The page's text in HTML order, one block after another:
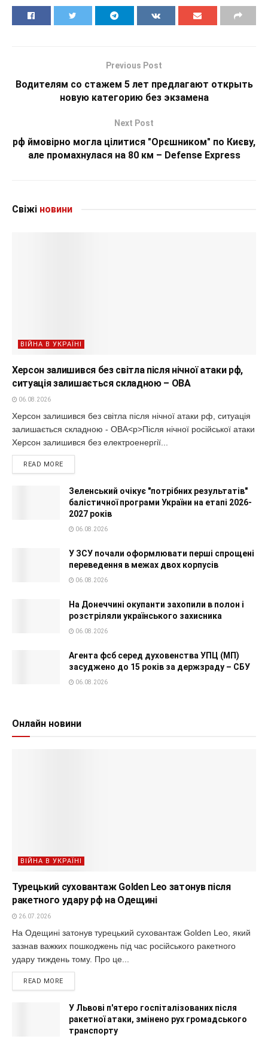
Previous Post
Водителям со стажем 5 лет предлагают открыть
новую категорию без экзамена
Next Post
рф ймовірно могла цілитися "Орєшником" по Києву,
але промахнулася на 80 км – Defense Express
Свіжі новини
ВІЙНА В УКРАЇНІ
Херсон залишився без світла після нічної атаки рф,
ситуація залишається складною – ОВА
06.08.2026
Херсон залишився без світла після нічної атаки рф, ситуація
залишається складною - ОВА<p>Після нічної російської атаки
Херсон залишився без електроенергії...
READ MORE
Зеленський очікує "потрібних результатів"
балістичної програми України на етапі 2026-
2027 років
06.08.2026
У ЗСУ почали оформлювати перші спрощені
переведення в межах двох корпусів
06.08.2026
На Донеччині окупанти захопили в полон і
розстріляли українського захисника
06.08.2026
Агента фсб серед духовенства УПЦ (МП)
засуджено до 15 років за держзраду – СБУ
06.08.2026
Онлайн новини
ВІЙНА В УКРАЇНІ
Турецький суховантаж Golden Leo затонув після
ракетного удару рф на Одещині
26.07.2026
На Одещині затонув турецький суховантаж Golden Leo, який
зазнав важких пошкоджень під час російського ракетного
удару тиждень тому. Про це...
READ MORE
У Львові п'ятеро госпіталізованих після
ракетної атаки, змінено рух громадського
транспорту